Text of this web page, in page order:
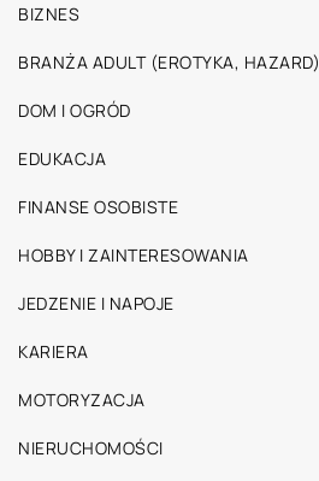
BIZNES
BRANŻA ADULT (EROTYKA, HAZARD)
DOM I OGRÓD
EDUKACJA
FINANSE OSOBISTE
HOBBY I ZAINTERESOWANIA
JEDZENIE I NAPOJE
KARIERA
MOTORYZACJA
NIERUCHOMOŚCI